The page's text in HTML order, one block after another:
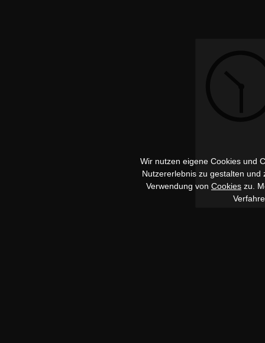
Wir nutzen eigene Cookies und
Nutzererlebnis zu gestalten
Verwendung von Cookies zu.